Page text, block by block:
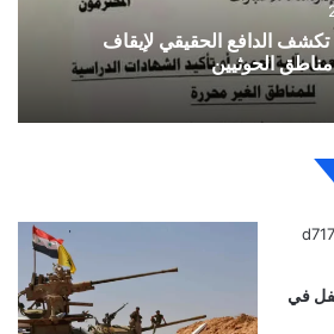
تكشف الدافع الحقيقي لإيقاف
الحوثيين
في